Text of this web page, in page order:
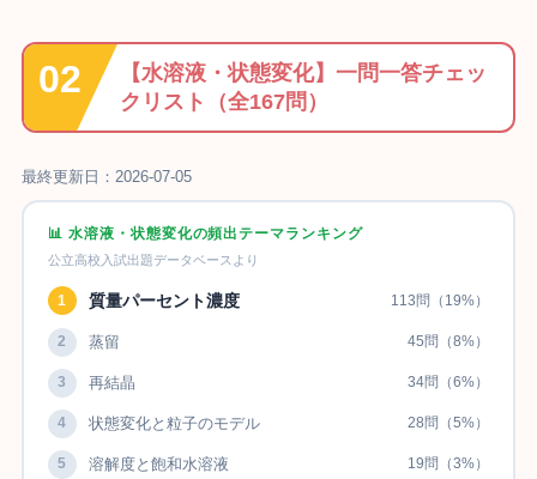
【水溶液・状態変化】一問一答チェッ
クリスト（全167問）
最終更新日：2026-07-05
📊 水溶液・状態変化の頻出テーマランキング
公立高校入試出題データベースより
1 質量パーセント濃度 113問（19%）
2 蒸留 45問（8%）
3 再結晶 34問（6%）
4 状態変化と粒子のモデル 28問（5%）
5 溶解度と飽和水溶液 19問（3%）